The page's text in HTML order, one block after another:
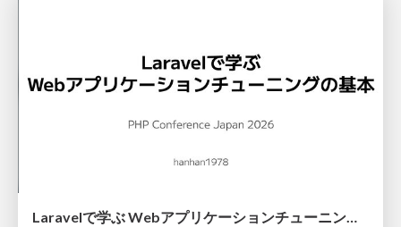
Laravelで学ぶ Webアプリケーションチューニング入門/web_application_tuning_101